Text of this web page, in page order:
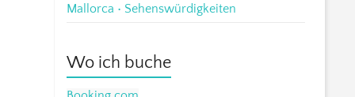
Mallorca • Sehenswürdigkeiten
Wo ich buche